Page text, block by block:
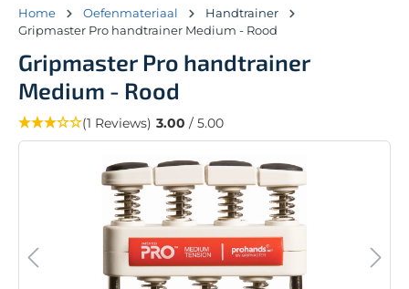
Home Oefenmateriaal
Handtrainer
Gripmaster Pro handtrainer Medium - Rood
Gripmaster Pro handtrainer
Medium - Rood
(1 Reviews) 3.00 / 5.00